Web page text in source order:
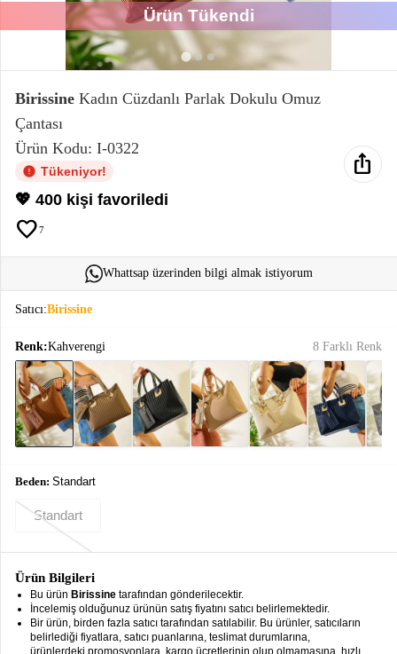
Sweatshirt
Ev
Giyimkeyboard_arrow_down
Takımlarkeyboard_arrow_down
Elbise
Alt
keyboard_arrow_down
Giyim
Tesettür
Giyim keyboard_arrow_down
Büyükkeyboard_arrow_down
Ürün Tükendi
Birissine Kadın Cüzdanlı Parlak Dokulu Omuz
Çantası
Ürün Kodu: I-0322
Tükeniyor!
💖 400 kişi favoriledi
favorite7
ios_share
Whattsap üzerinden bilgi almak istiyorum
Satıcı:Birissine
Renk:Kahverengi 8 Farklı Renk
Beden: Standart
Standart
Ürün Bilgileri
Bu ürün Birissine tarafından gönderilecektir.
İncelemiş olduğunuz ürünün satış fiyatını satıcı belirlemektedir.
Bir ürün, birden fazla satıcı tarafından satılabilir. Bu ürünler, satıcıların
belirlediği fiyatlara, satıcı puanlarına, teslimat durumlarına,
ürünlerdeki promosyonlara, kargo ücretlerinin olup olmamasına, hızlı